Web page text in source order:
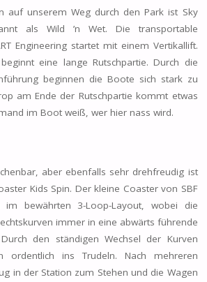
auf unserem Weg durch den Park ist Sky
als Wild ’n Wet. Die transportable
Engineering startet mit einem Vertikallift.
eine lange Rutschpartie. Durch die
beginnen die Boote sich stark zu
am Ende der Rutschpartie kommt etwas
im Boot weiß, wer hier nass wird.
aber ebenfalls sehr drehfreudig ist
Kids Spin. Der kleine Coaster von SBF
im bewährten 3-Loop-Layout, wobei die
immer in eine abwärts führende
den ständigen Wechsel der Kurven
ordentlich ins Trudeln. Nach mehreren
in der Station zum Stehen und die Wagen